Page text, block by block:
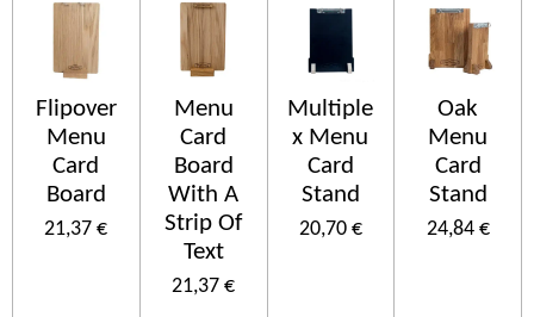
Flipover
Menu
Card
Board
21,37 €
Menu
Card
Board
With A
Strip Of
Text
21,37 €
Multiple
x Menu
Card
Stand
20,70 €
Oak
Menu
Card
Stand
24,84 €